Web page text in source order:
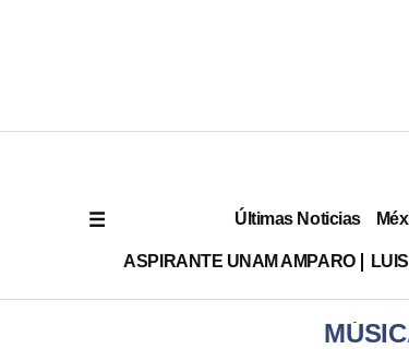
Últimas Noticias
ASPIRANTE UNAM AMPARO